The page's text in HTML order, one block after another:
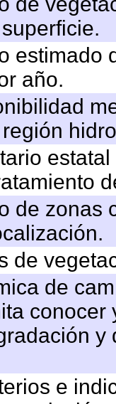
estimado
año.
de zonas
de
de
e